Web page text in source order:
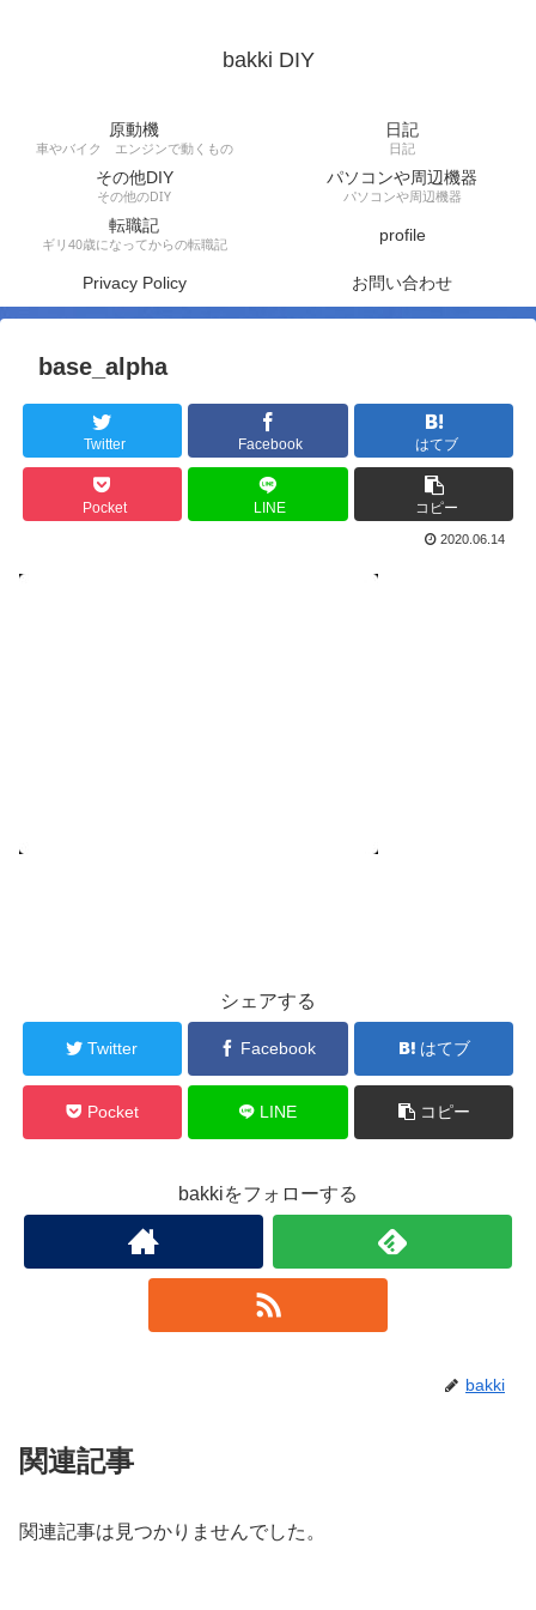
bakki DIY
原動機
車やバイク エンジンで動くもの
日記
日記
その他DIY
その他のDIY
パソコンや周辺機器
パソコンや周辺機器
転職記
ギリ40歳になってからの転職記 profile
Privacy Policy お問い合わせ
base_alpha
Twitter Facebook はてブ
Pocket LINE コピー
2020.06.14
シェアする
Twitter Facebook はてブ
Pocket LINE コピー
bakkiをフォローする
bakki
関連記事
関連記事は見つかりませんでした。